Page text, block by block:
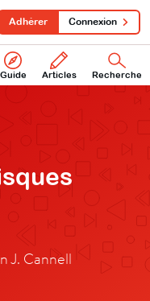
Guide Articles Recherche
Adhérer Connexion
J. Cannell